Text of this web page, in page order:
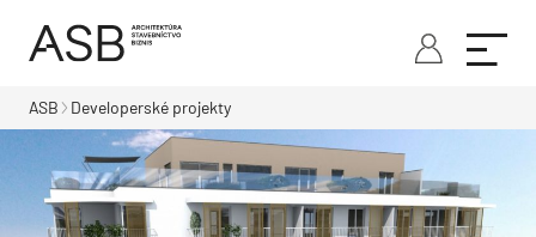
ASB Developerské projekty